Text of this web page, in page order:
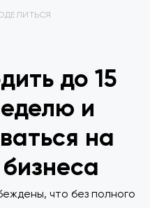
до 15
и
на
что без полного